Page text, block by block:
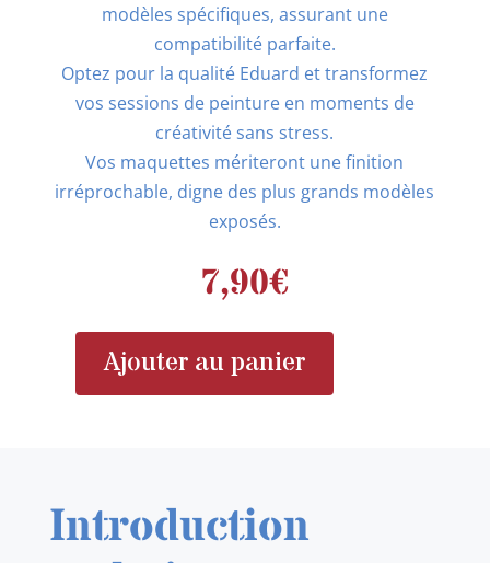
modèles spécifiques, assurant une
compatibilité parfaite.
Optez pour la qualité Eduard et transformez
vos sessions de peinture en moments de
créativité sans stress.
Vos maquettes mériteront une finition
irréprochable, digne des plus grands modèles
exposés.
7,90€
quantité
29A
Ajouter au panier
Introduction